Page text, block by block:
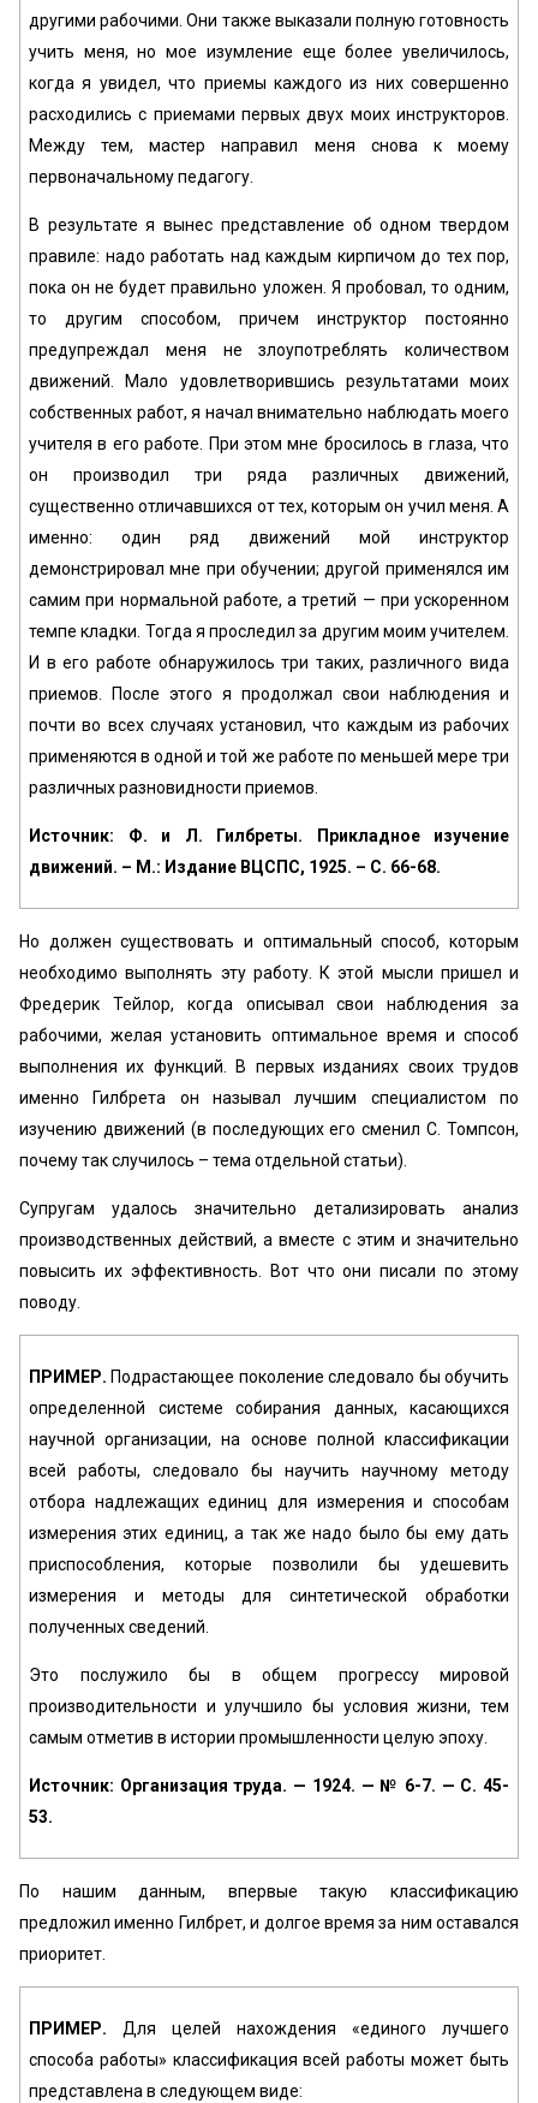
другими рабочими. Они также выказали полную готовность
учить меня, но мое изумление еще более увеличилось,
когда я увидел, что приемы каждого из них совершенно
расходились с приемами первых двух моих инструкторов.
Между тем, мастер направил меня снова к моему
первоначальному педагогу.
В результате я вынес представление об одном твердом
правиле: надо работать над каждым кирпичом до тех пор,
пока он не будет правильно уложен. Я пробовал, то одним,
то другим способом, причем инструктор постоянно
предупреждал меня не злоупотреблять количеством
движений. Мало удовлетворившись результатами моих
собственных работ, я начал внимательно наблюдать моего
учителя в его работе. При этом мне бросилось в глаза, что
он производил три ряда различных движений,
существенно отличавшихся от тех, которым он учил меня. А
именно: один ряд движений мой инструктор
демонстрировал мне при обучении; другой применялся им
самим при нормальной работе, а третий — при ускоренном
темпе кладки. Тогда я проследил за другим моим учителем.
И в его работе обнаружилось три таких, различного вида
приемов. После этого я продолжал свои наблюдения и
почти во всех случаях установил, что каждым из рабочих
применяются в одной и той же работе по меньшей мере три
различных разновидности приемов.
Источник: Ф. и Л. Гилбреты. Прикладное изучение
движений. – М.: Издание ВЦСПС, 1925. – С. 66-68.
Но должен существовать и оптимальный способ, которым
необходимо выполнять эту работу. К этой мысли пришел и
Фредерик Тейлор, когда описывал свои наблюдения за
рабочими, желая установить оптимальное время и способ
выполнения их функций. В первых изданиях своих трудов
именно Гилбрета он называл лучшим специалистом по
изучению движений (в последующих его сменил С. Томпсон,
почему так случилось – тема отдельной статьи).
Супругам удалось значительно детализировать анализ
производственных действий, а вместе с этим и значительно
повысить их эффективность. Вот что они писали по этому
поводу.
ПРИМЕР. Подрастающее поколение следовало бы обучить
определенной системе собирания данных, касающихся
научной организации, на основе полной классификации
всей работы, следовало бы научить научному методу
отбора надлежащих единиц для измерения и способам
измерения этих единиц, а так же надо было бы ему дать
приспособления, которые позволили бы удешевить
измерения и методы для синтетической обработки
полученных сведений.
Это послужило бы в общем прогрессу мировой
производительности и улучшило бы условия жизни, тем
самым отметив в истории промышленности целую эпоху.
Источник: Организация труда. — 1924. — № 6-7. — С. 45-
53.
По нашим данным, впервые такую классификацию
предложил именно Гилбрет, и долгое время за ним оставался
приоритет.
ПРИМЕР. Для целей нахождения «единого лучшего
способа работы» классификация всей работы может быть
представлена в следующем виде: